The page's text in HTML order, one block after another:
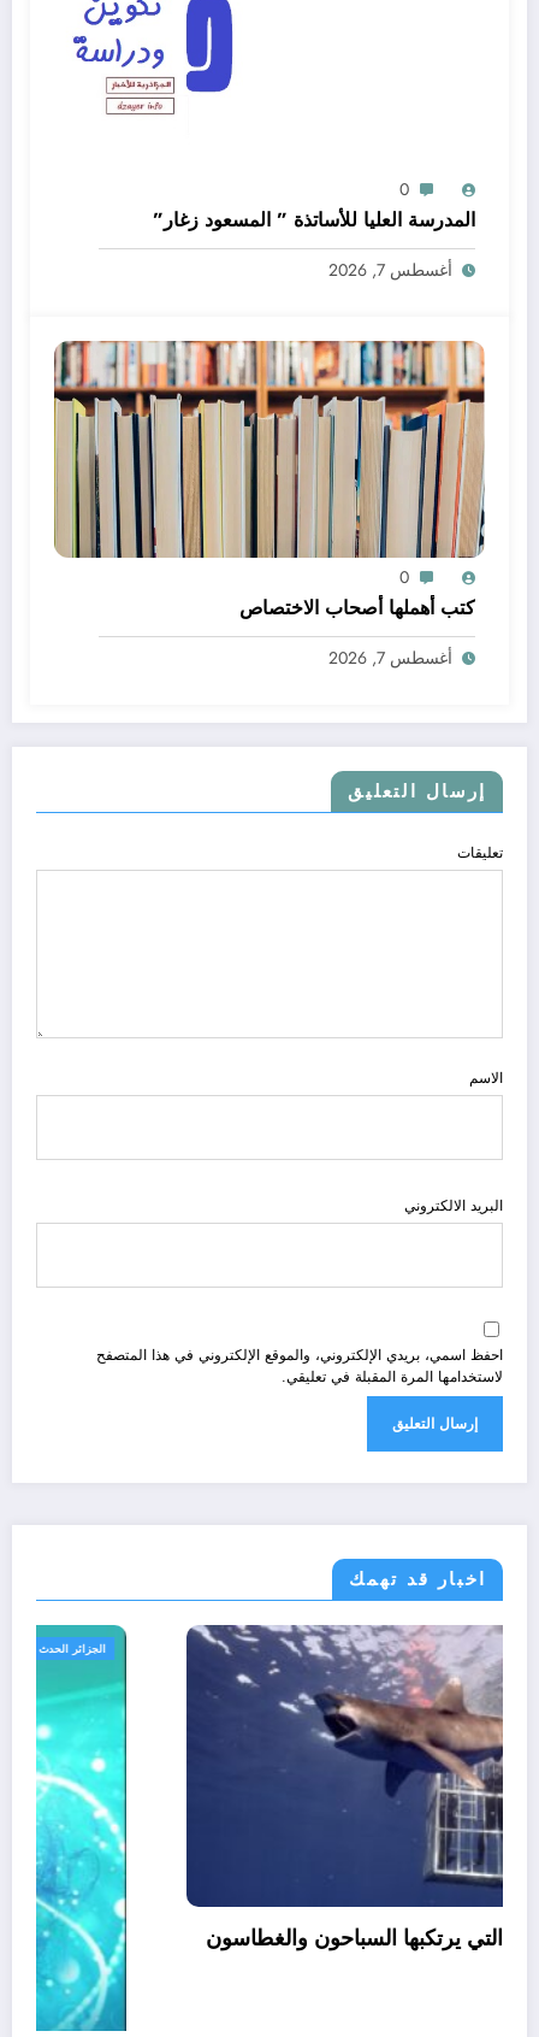
0
المدرسة العليا للأساتذة ” المسعود زغار”
أغسطس 7, 2026
0
كتب أهملها أصحاب الاختصاص
أغسطس 7, 2026
إرسال التعليق
تعليقات
الاسم
البريد الالكتروني
احفظ اسمي، بريدي الإلكتروني، والموقع الإلكتروني في هذا المتصفح
لاستخدامها المرة المقبلة في تعليقي.
اخبار قد تهمك
سياحة و سفر مجتمع
الأخطاء الشائعة التي يرتكبها السباحون والغطاسون